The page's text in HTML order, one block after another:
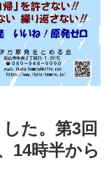
た。第3回
14時半から